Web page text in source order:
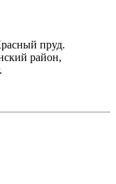
пруд.
район,